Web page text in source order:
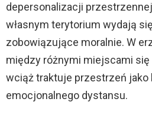
depersonalizacji
własnym terytorium wydają
zobowiązujące moralnie. W
między różnymi miejscami się
wciąż traktuje przestrzeń jako
emocjonalnego dystansu.